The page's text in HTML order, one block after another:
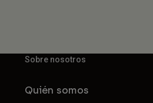
Sobre nosotros
Quién somos